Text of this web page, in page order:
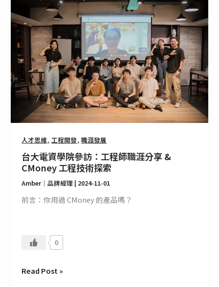
人才思維, 工程開發,職涯發展
台大電資學院參訪：工程師職涯分享 &
CMoney 工程技術探索
Amber｜品牌經理 | 2024-11-01
前言：你用過 CMoney 的產品嗎？
0
電
院
參
訪：
工
師
職
涯
享
&
CMoney
工
Read Post »